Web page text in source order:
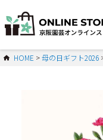
HOME 母の日ギフト2026